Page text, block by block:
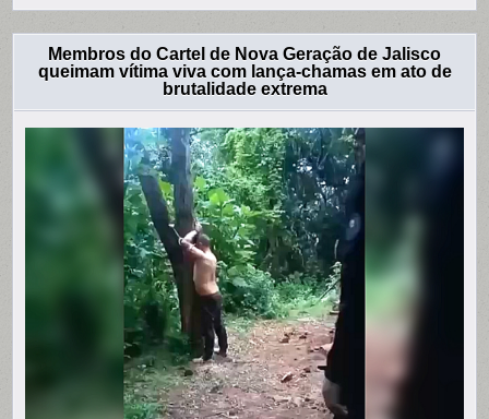
Membros do Cartel de Nova Geração de Jalisco
queimam vítima viva com lança-chamas em ato de
brutalidade extrema